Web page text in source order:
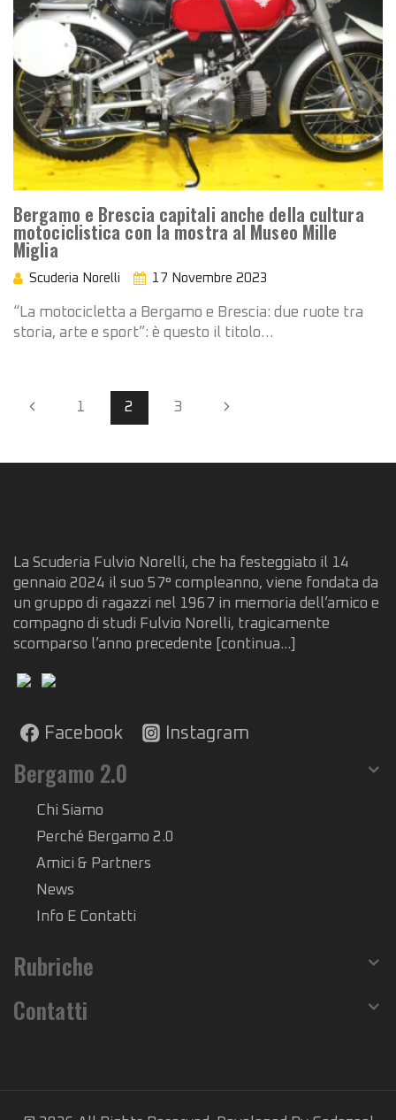
Bergamo e Brescia capitali anche della cultura
motociclistica con la mostra al Museo Mille
Miglia
Scuderia Norelli 17 Novembre 2023
“La motocicletta a Bergamo e Brescia: due ruote tra
storia, arte e sport”: è questo il titolo…
Page
navigation
Previous
1 2 3 Next
La Scuderia Fulvio Norelli, che ha festeggiato il 14
gennaio 2024 il suo 57° compleanno, viene fondata da
un gruppo di ragazzi nel 1967 in memoria dell’amico e
compagno di studi Fulvio Norelli, tragicamente
scomparso l’anno precedente
[continua...]
Facebook Instagram
Bergamo 2.0
Chi Siamo
Perché Bergamo 2.0
Amici & Partners
News
Info E Contatti
Rubriche
Contatti